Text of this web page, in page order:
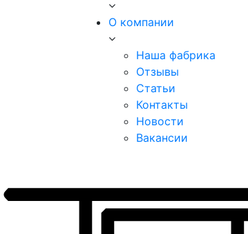
О компании
Наша фабрика
Отзывы
Статьи
Контакты
Новости
Вакансии